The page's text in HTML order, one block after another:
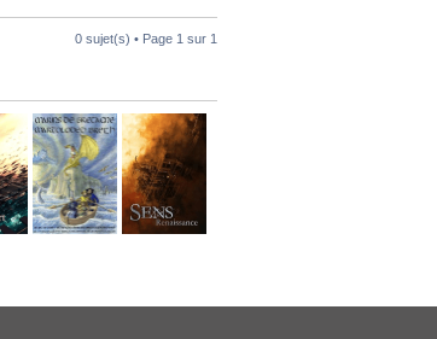
0 sujet(s) • Page 1 sur 1